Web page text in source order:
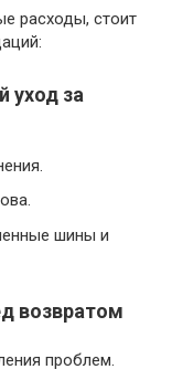
расходы, стоит
уход за
шины и
возвратом
проблем.